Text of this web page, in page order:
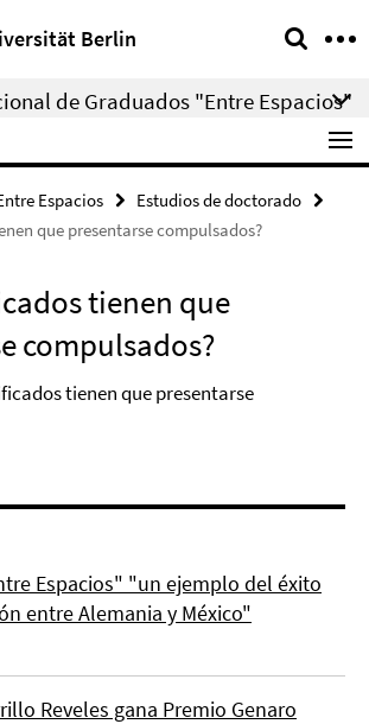
Berlin
de Graduados "Entre Espacios"
Espacios
Estudios de doctorado
que presentarse compulsados?
tienen que
compulsados?
tienen que presentarse
Espacios" "un ejemplo del éxito
entre Alemania y México"
Reveles gana Premio Genaro